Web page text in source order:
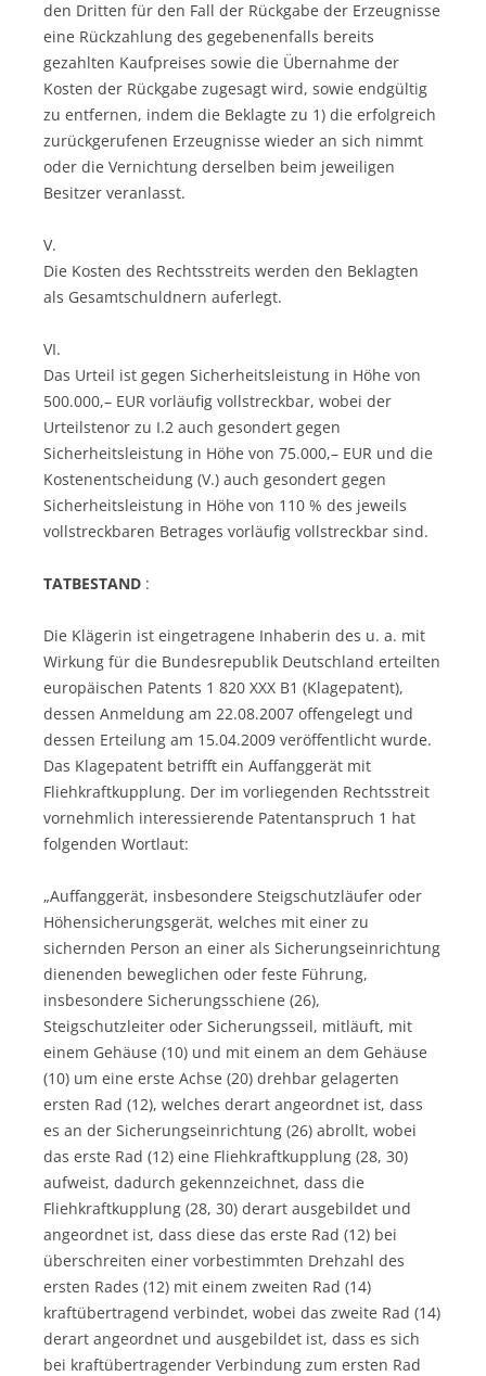
den Dritten für den Fall der Rückgabe der Erzeugnisse
eine Rückzahlung des gegebenenfalls bereits
gezahlten Kaufpreises sowie die Übernahme der
Kosten der Rückgabe zugesagt wird, sowie endgültig
zu entfernen, indem die Beklagte zu 1) die erfolgreich
zurückgerufenen Erzeugnisse wieder an sich nimmt
oder die Vernichtung derselben beim jeweiligen
Besitzer veranlasst.
V.
Die Kosten des Rechtsstreits werden den Beklagten
als Gesamtschuldnern auferlegt.
VI.
Das Urteil ist gegen Sicherheitsleistung in Höhe von
500.000,– EUR vorläufig vollstreckbar, wobei der
Urteilstenor zu I.2 auch gesondert gegen
Sicherheitsleistung in Höhe von 75.000,– EUR und die
Kostenentscheidung (V.) auch gesondert gegen
Sicherheitsleistung in Höhe von 110 % des jeweils
vollstreckbaren Betrages vorläufig vollstreckbar sind.
TATBESTAND :
Die Klägerin ist eingetragene Inhaberin des u. a. mit
Wirkung für die Bundesrepublik Deutschland erteilten
europäischen Patents 1 820 XXX B1 (Klagepatent),
dessen Anmeldung am 22.08.2007 offengelegt und
dessen Erteilung am 15.04.2009 veröffentlicht wurde.
Das Klagepatent betrifft ein Auffanggerät mit
Fliehkraftkupplung. Der im vorliegenden Rechtsstreit
vornehmlich interessierende Patentanspruch 1 hat
folgenden Wortlaut:
„Auffanggerät, insbesondere Steigschutzläufer oder
Höhensicherungsgerät, welches mit einer zu
sichernden Person an einer als Sicherungseinrichtung
dienenden beweglichen oder feste Führung,
insbesondere Sicherungsschiene (26),
Steigschutzleiter oder Sicherungsseil, mitläuft, mit
einem Gehäuse (10) und mit einem an dem Gehäuse
(10) um eine erste Achse (20) drehbar gelagerten
ersten Rad (12), welches derart angeordnet ist, dass
es an der Sicherungseinrichtung (26) abrollt, wobei
das erste Rad (12) eine Fliehkraftkupplung (28, 30)
aufweist, dadurch gekennzeichnet, dass die
Fliehkraftkupplung (28, 30) derart ausgebildet und
angeordnet ist, dass diese das erste Rad (12) bei
überschreiten einer vorbestimmten Drehzahl des
ersten Rades (12) mit einem zweiten Rad (14)
kraftübertragend verbindet, wobei das zweite Rad (14)
derart angeordnet und ausgebildet ist, dass es sich
bei kraftübertragender Verbindung zum ersten Rad